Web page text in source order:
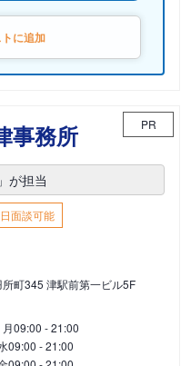
に追加
事務所 PR
が担当
面談可能
町345 津駅前第一ビル5F
月09:00 - 21:00
09:00 - 21:00